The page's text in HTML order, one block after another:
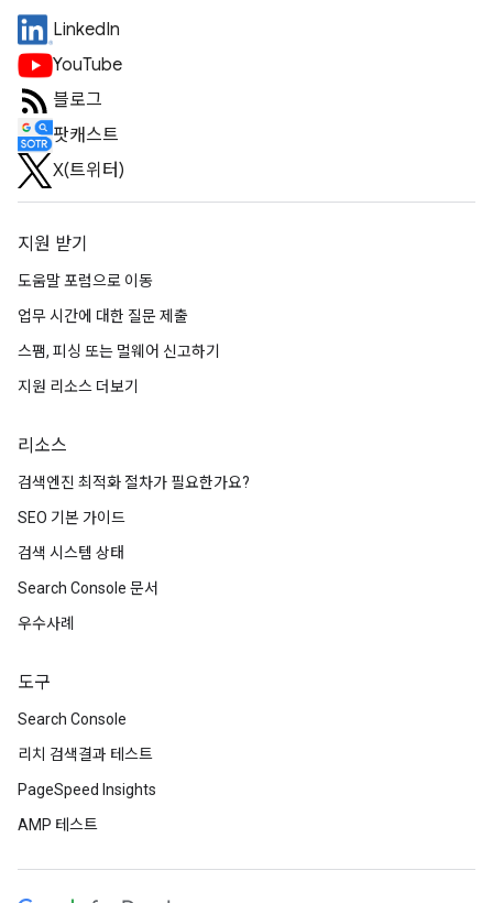
LinkedIn
YouTube
블로그
팟캐스트
X(트위터)
지원 받기
도움말 포럼으로 이동
업무 시간에 대한 질문 제출
스팸, 피싱 또는 멀웨어 신고하기
지원 리소스 더보기
리소스
검색엔진 최적화 절차가 필요한가요?
SEO 기본 가이드
검색 시스템 상태
Search Console 문서
우수사례
도구
Search Console
리치 검색결과 테스트
PageSpeed Insights
AMP 테스트